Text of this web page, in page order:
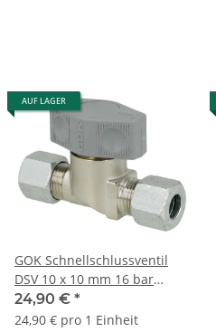
AUF LAGER
GOK Schnellschlussventil
DSV 10 x 10 mm 16 bar
0370200
24,90 € *
24,90 € pro 1 Einheit